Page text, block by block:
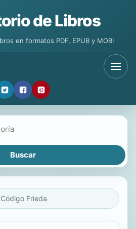
de Libros
en formatos PDF, EPUB y MOBI
Código Frieda